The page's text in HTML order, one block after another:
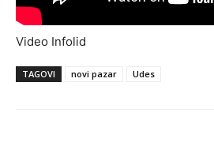
Video Infolid
TAGOVI novi pazar Udes